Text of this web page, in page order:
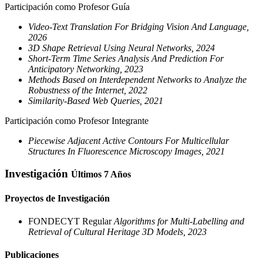
Participación como Profesor Guía
Video-Text Translation For Bridging Vision And Language,
2026
3D Shape Retrieval Using Neural Networks, 2024
Short-Term Time Series Analysis And Prediction For
Anticipatory Networking, 2023
Methods Based on Interdependent Networks to Analyze the
Robustness of the Internet, 2022
Similarity-Based Web Queries, 2021
Participación como Profesor Integrante
Piecewise Adjacent Active Contours For Multicellular
Structures In Fluorescence Microscopy Images, 2021
Investigación Últimos 7 Años
Proyectos de Investigación
FONDECYT RegularAlgorithms for Multi-Labelling and
Retrieval of Cultural Heritage 3D Models, 2023
Publicaciones